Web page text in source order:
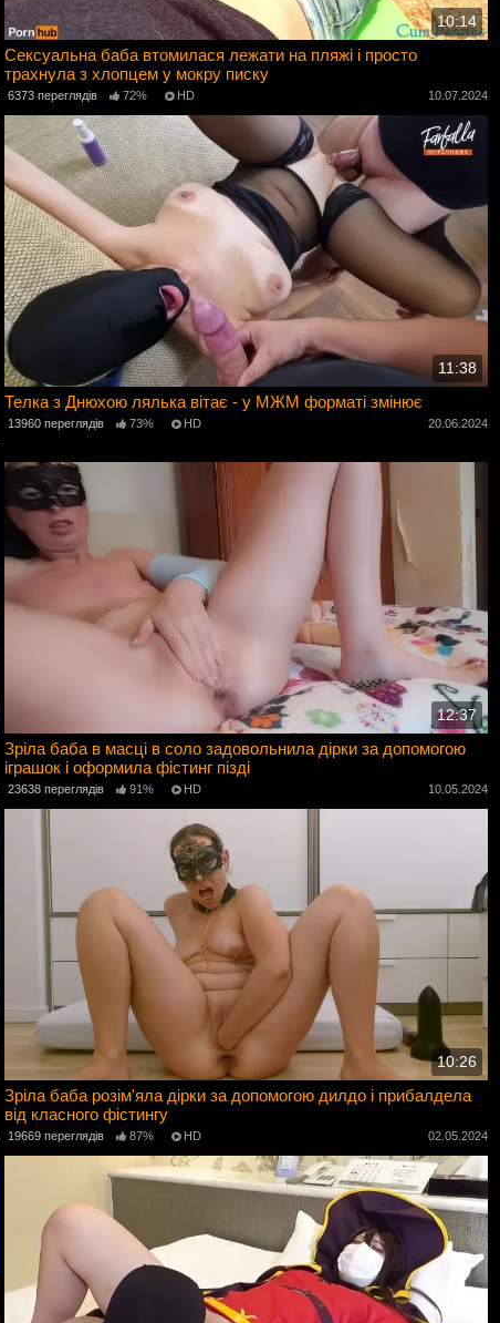
10:14
Сексуальна баба втомилася лежати на пляжі і просто
трахнула з хлопцем у мокру писку
6373 переглядів 72% HD 10.07.2024
11:38
Телка з Днюхою лялька вітає - у МЖМ форматі змінює
13960 переглядів 73% HD 20.06.2024
12:37
Зріла баба в масці в соло задовольнила дірки за допомогою
іграшок і оформила фістинг пізді
23638 переглядів 91% HD 10.05.2024
10:26
Зріла баба розім'яла дірки за допомогою дилдо і прибалдела
від класного фістингу
19669 переглядів 87% HD 02.05.2024